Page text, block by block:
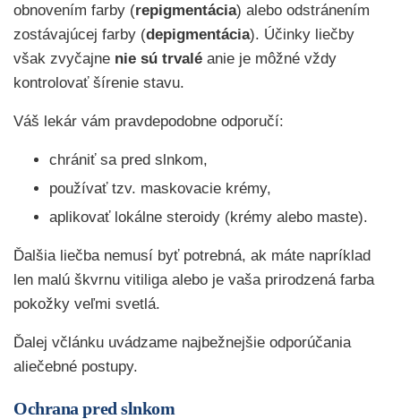
obnovením farby (repigmentácia) alebo odstránením
zostávajúcej farby (depigmentácia). Účinky liečby
však zvyčajne nie sú trvalé anie je môžné vždy
kontrolovať šírenie stavu.
Váš lekár vám pravdepodobne odporučí:
chrániť sa pred slnkom,
používať tzv. maskovacie krémy,
aplikovať lokálne steroidy (krémy alebo maste).
Ďalšia liečba nemusí byť potrebná, ak máte napríklad
len malú škvrnu vitiliga alebo je vaša prirodzená farba
pokožky veľmi svetlá.
Ďalej včlánku uvádzame najbežnejšie odporúčania
aliečebné postupy.
Ochrana pred slnkom